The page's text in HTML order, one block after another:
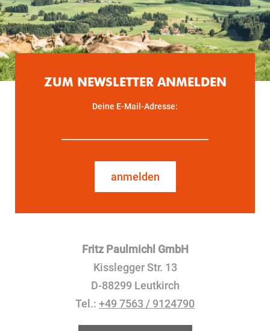
ZUM NEWSLETTER ANMELDEN
Deine E-Mail-Adresse:
anmelden
Fritz Paulmichl GmbH
Kisslegger Str. 13
D-88299 Leutkirch
Tel.: +49 7563 / 9124790